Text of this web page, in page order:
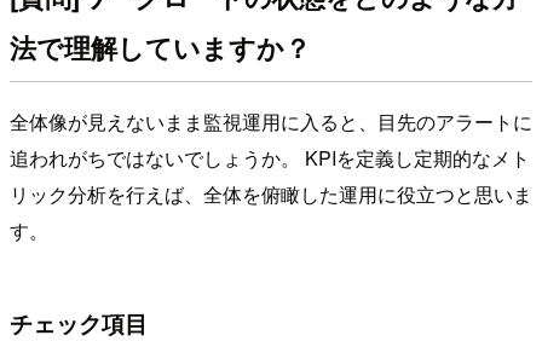
法で理解していますか？
全体像が見えないまま監視運用に入ると、目先のアラートに
追われがちではないでしょうか。 KPIを定義し定期的なメト
リック分析を行えば、全体を俯瞰した運用に役立つと思いま
す。
チェック項目